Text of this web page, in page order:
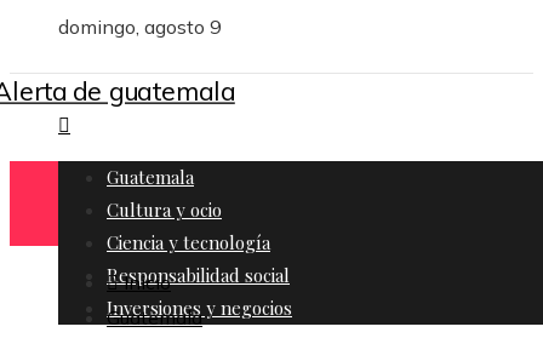
domingo, agosto 9
Guatemala
Cultura y ocio
Ciencia y tecnología
Responsabilidad social
Inversiones y negocios
Inicio
Guatemala